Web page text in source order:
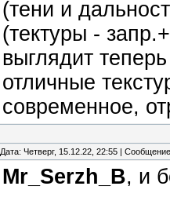
(тени и
(тектуры -
выглядит
отличные
современное,
Дата: Четверг, 15.12.22, 22:55 |
Mr_Serzh_B, и